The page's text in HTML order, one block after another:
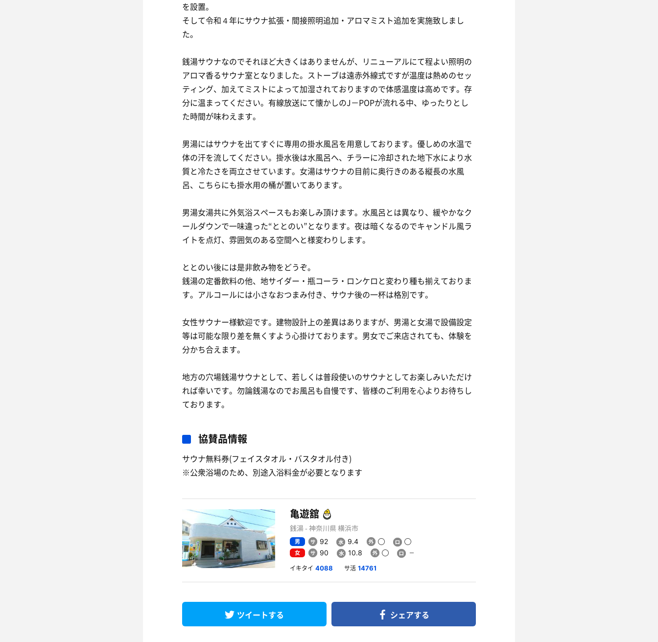
を設置。
そして令和４年にサウナ拡張・間接照明追加・アロマミスト追加を実施致しまし
た。
銭湯サウナなのでそれほど大きくはありませんが、リニューアルにて程よい照明の
アロマ香るサウナ室となりました。ストーブは遠赤外線式ですが温度は熱めのセッ
ティング、加えてミストによって加湿されておりますので体感温度は高めです。存
分に温まってください。有線放送にて懐かしのJ－POPが流れる中、ゆったりとし
た時間が味わえます。
男湯にはサウナを出てすぐに専用の掛水風呂を用意しております。優しめの水温で
体の汗を流してください。掛水後は水風呂へ、チラーに冷却された地下水により水
質と冷たさを両立させています。女湯はサウナの目前に奥行きのある縦長の水風
呂、こちらにも掛水用の桶が置いてあります。
男湯女湯共に外気浴スペースもお楽しみ頂けます。水風呂とは異なり、緩やかなク
ールダウンで一味違った“ととのい”となります。夜は暗くなるのでキャンドル風ラ
イトを点灯、雰囲気のある空間へと様変わりします。
ととのい後には是非飲み物をどうぞ。
銭湯の定番飲料の他、地サイダー・瓶コーラ・ロンケロと変わり種も揃えておりま
す。アルコールには小さなおつまみ付き、サウナ後の一杯は格別です。
女性サウナー様歓迎です。建物設計上の差異はありますが、男湯と女湯で設備設定
等は可能な限り差を無くすよう心掛けております。男女でご来店されても、体験を
分かち合えます。
地方の穴場銭湯サウナとして、若しくは普段使いのサウナとしてお楽しみいただけ
れば幸いです。勿論銭湯なのでお風呂も自慢です、皆様のご利用を心よりお待ちし
ております。
協賛品情報
サウナ無料券(フェイスタオル・バスタオル付き)
※公衆浴場のため、別途入浴料金が必要となります
亀遊舘
銭湯 - 神奈川県 横浜市
男 92
9.4
女
90 10.8
イキタイ 4088 サ活 14761
ツイートする シェアする